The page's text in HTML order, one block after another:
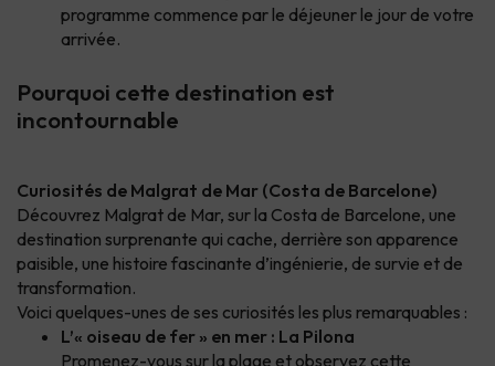
programme commence par le déjeuner le jour de votre
arrivée.
Pourquoi cette destination est
incontournable
Curiosités de Malgrat de Mar (Costa de Barcelone)
Découvrez Malgrat de Mar, sur la Costa de Barcelone, une
destination surprenante qui cache, derrière son apparence
paisible, une histoire fascinante d’ingénierie, de survie et de
transformation.
Voici quelques-unes de ses curiosités les plus remarquables :
L’« oiseau de fer » en mer : La Pilona
Promenez-vous sur la plage et observez cette